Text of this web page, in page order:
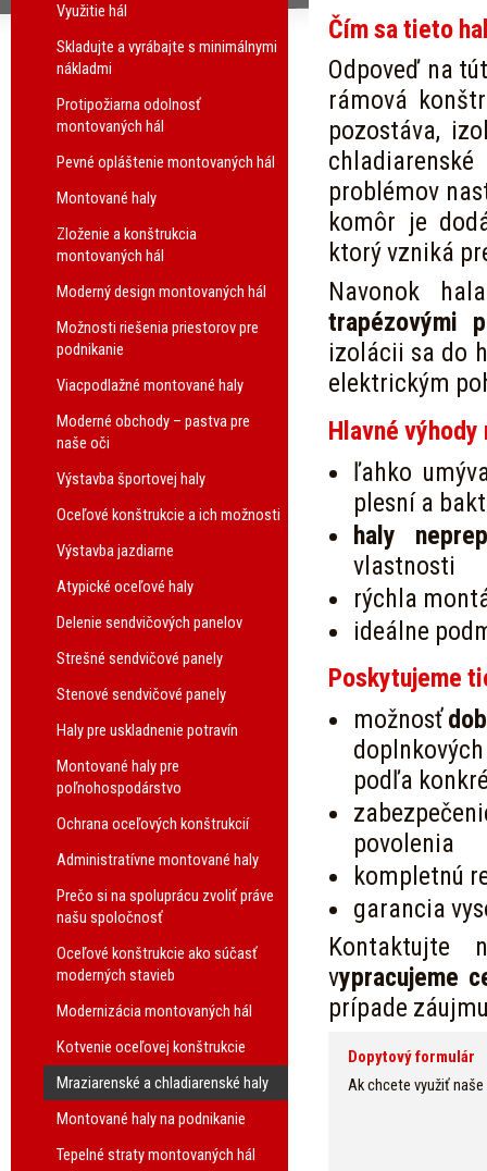
Využitie hál
Skladujte a vyrábajte s minimálnymi
nákladmi
Protipožiarna odolnosť
montovaných hál
Pevné opláštenie montovaných hál
Montované haly
Zloženie a konštrukcia
montovaných hál
Moderný design montovaných hál
Možnosti riešenia priestorov pre
podnikanie
Viacpodlažné montované haly
Moderné obchody – pastva pre
naše oči
Výstavba športovej haly
Oceľové konštrukcie a ich možnosti
Výstavba jazdiarne
Atypické oceľové haly
Delenie sendvičových panelov
Strešné sendvičové panely
Stenové sendvičové panely
Haly pre uskladnenie potravín
Montované haly pre
poľnohospodárstvo
Ochrana oceľových konštrukcií
Administratívne montované haly
Prečo si na spoluprácu zvoliť práve
našu spoločnosť
Oceľové konštrukcie ako súčasť
moderných stavieb
Modernizácia montovaných hál
Kotvenie oceľovej konštrukcie
Mraziarenské a chladiarenské haly
Montované haly na podnikanie
Tepelné straty montovaných hál
Čím sa tieto
Odpoveď na
rámová
pozostáva,
problémov
komôr je
ktorý vzniká
Navonok
trapézovými
izolácii sa do
elektrickým
Hlavné
ľahko
plesní a
haly
vlastnosti
rýchla
ideálne
Poskytujeme
možnosť
podľa
povolenia
kompletnú
garancia
Kontaktujte
vypracujeme
prípade
Dopytový formulár
Ak chcete využiť